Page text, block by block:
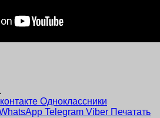
Одноклассники
Telegram Viber Печатать